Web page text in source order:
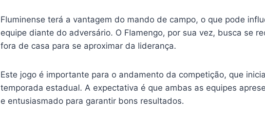
Fluminense terá a vantagem do mando de campo, o que pode
equipe diante do adversário. O Flamengo, por sua vez, busca se
fora de casa para se aproximar da liderança.
Este jogo é importante para o andamento da competição, que
temporada estadual. A expectativa é que ambas as equipes
e entusiasmado para garantir bons resultados.